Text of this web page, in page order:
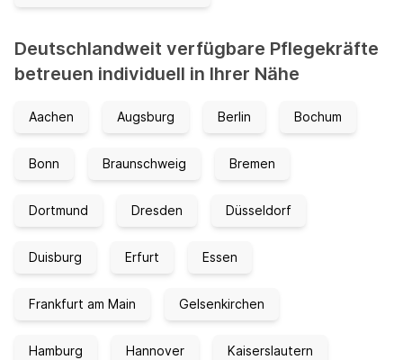
Deutschlandweit verfügbare Pflegekräfte
betreuen individuell in Ihrer Nähe
Aachen Augsburg Berlin Bochum
Bonn Braunschweig Bremen
Dortmund Dresden Düsseldorf
Duisburg Erfurt Essen
Frankfurt am Main Gelsenkirchen
Hamburg Hannover Kaiserslautern